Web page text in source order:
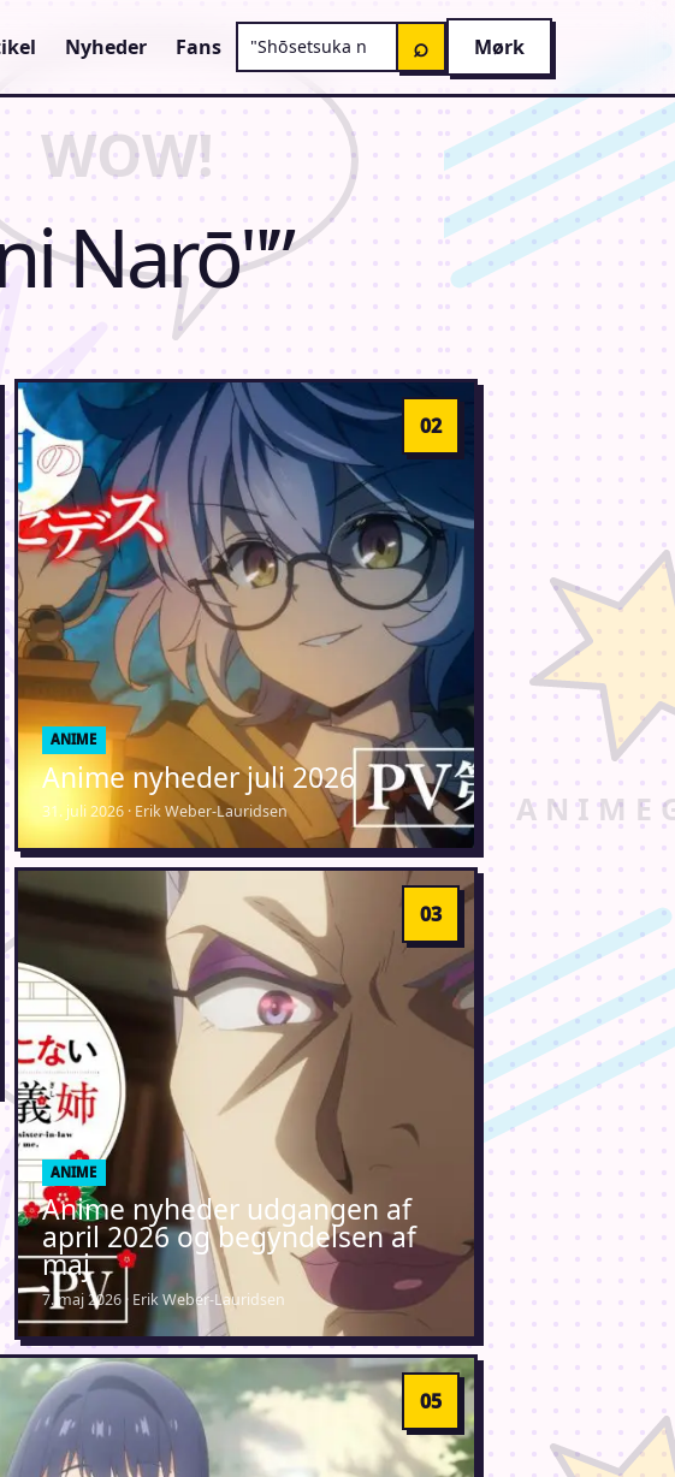
Nyheder Fans Søg på AnimeGuiden⌕ Mørk
Narō"”
ANIME
Anime nyheder juli 2026
31. juli 2026 · Erik Weber-Lauridsen
ANIME
Anime nyheder udgangen af
april 2026 og begyndelsen af
maj
7. maj 2026 · Erik Weber-Lauridsen